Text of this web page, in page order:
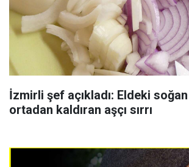
İzmirli şef açıkladı: Eldeki
ortadan kaldıran aşçı sırrı